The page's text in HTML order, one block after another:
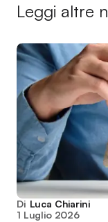
Leggi altre
Di Luca Chiarini
1 Luglio 2026